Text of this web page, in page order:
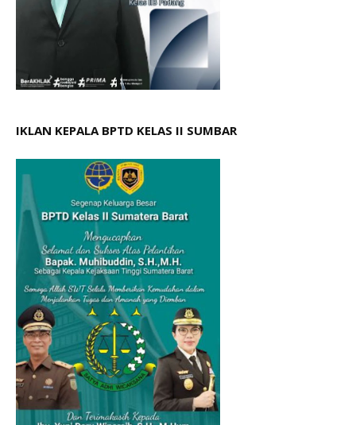
IKLAN KEPALA BPTD KELAS II SUMBAR